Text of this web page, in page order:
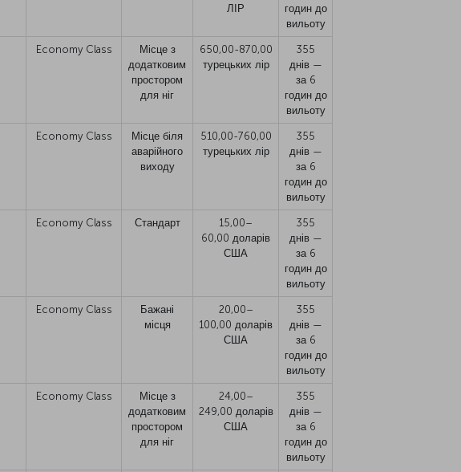
ЛІР
годин до
вильоту
Economy Class
Місце з
додатковим
простором
для ніг
650,00-870,00
турецьких лір
355
днів —
за 6
годин до
вильоту
Economy Class
Місце біля
аварійного
виходу
510,00-760,00
турецьких лір
355
днів —
за 6
годин до
вильоту
Economy Class Стандарт
15,00–
60,00 доларів
США
355
днів —
за 6
годин до
вильоту
Economy Class
Бажані
місця
20,00–
100,00 доларів
США
355
днів —
за 6
годин до
вильоту
Economy Class
Місце з
додатковим
простором
для ніг
24,00–
249,00 доларів
США
355
днів —
за 6
годин до
вильоту